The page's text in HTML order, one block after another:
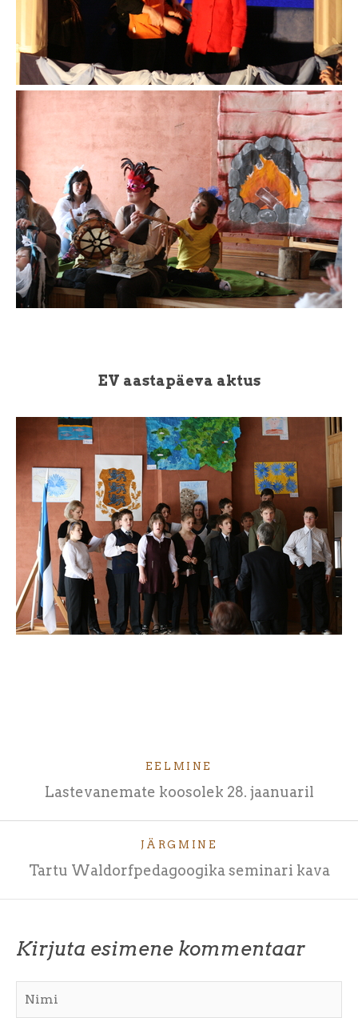
EV aastapäeva aktus
EELMINE
Lastevanemate koosolek 28. jaanuaril
JÄRGMINE
Tartu Waldorfpedagoogika seminari kava
Kirjuta esimene kommentaar